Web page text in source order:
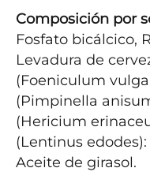
Composición por
Fosfato bicálcico,
Levadura de
(Foeniculum
(Pimpinella
(Hericium
(Lentinus
Aceite de girasol.